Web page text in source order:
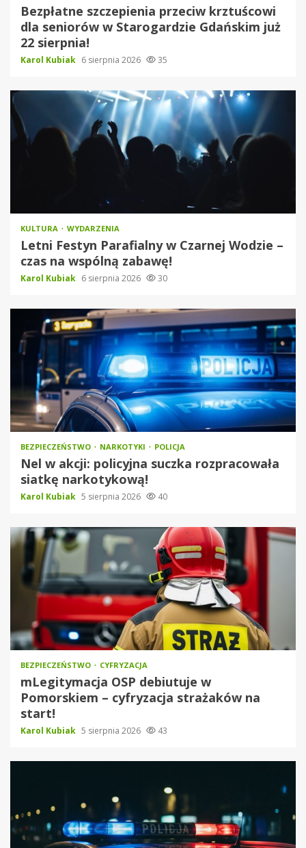
Bezpłatne szczepienia przeciw krztuścowi
dla seniorów w Starogardzie Gdańskim już
22 sierpnia!
Karol Kubiak 6 sierpnia 2026 35
KULTURA WYDARZENIA
Letni Festyn Parafialny w Czarnej Wodzie –
czas na wspólną zabawę!
Karol Kubiak 6 sierpnia 2026 30
BEZPIECZEŃSTWO NARKOTYKI POLICJA
Nel w akcji: policyjna suczka rozpracowała
siatkę narkotykową!
Karol Kubiak 5 sierpnia 2026 40
BEZPIECZEŃSTWO CYFRYZACJA
mLegitymacja OSP debiutuje w
Pomorskiem – cyfryzacja strażaków na
start!
Karol Kubiak 5 sierpnia 2026 43